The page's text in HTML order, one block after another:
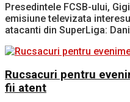
Presedintele FCSB-ului,
emisiune televizata
atacanti din SuperLiga:
Rucsacuri pentru
fii atent